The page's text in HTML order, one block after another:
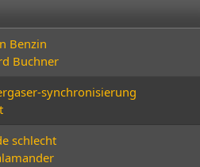
Benzin
Buchner
synchronisierung
schlecht